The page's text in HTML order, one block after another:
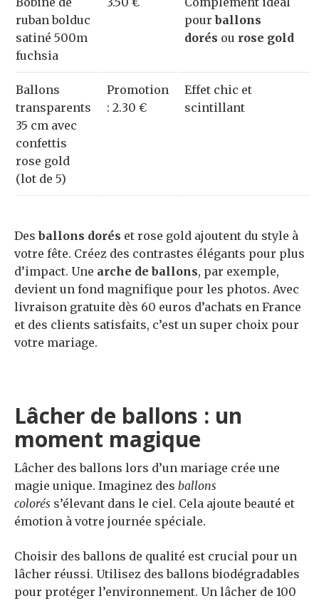
ruban bolduc
satiné 500m
fuchsia
pourballons
dorés ou rose gold
Ballons
transparents
35 cm avec
confettis
rose gold
(lot de 5)
Promotion
: 2.30 €
Effet chic et
scintillant
Desballons dorés et rose gold ajoutent du style à
votre fête. Créez des contrastes élégants pour plus
d’impact. Une arche de ballons, par exemple,
devient un fond magnifique pour les photos. Avec
livraison gratuite dès 60 euros d’achats en France
et des clients satisfaits, c’est un super choix pour
votre mariage.
Lâcher de ballons : un
moment magique
Lâcher des ballons lors d’un mariage crée une
magie unique. Imaginez des ballons
colorés s’élevant dans le ciel. Cela ajoute beauté et
émotion à votre journée spéciale.
Choisir des ballons de qualité est crucial pour un
lâcher réussi. Utilisez des ballons biodégradables
pour protéger l’environnement. Un lâcher de 100